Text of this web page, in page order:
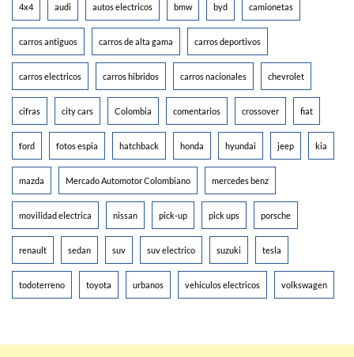
4x4 audi autos electricos bmw byd camionetas
carros antiguos carros de alta gama carros deportivos
carros electricos carros hibridos carros nacionales chevrolet
cifras city cars Colombia comentarios crossover fiat
ford fotos espia hatchback honda hyundai jeep kia
mazda Mercado Automotor Colombiano mercedes benz
movilidad electrica nissan pick-up pick ups porsche
renault sedan suv suv electrico suzuki tesla
todoterreno toyota urbanos vehiculos electricos volkswagen